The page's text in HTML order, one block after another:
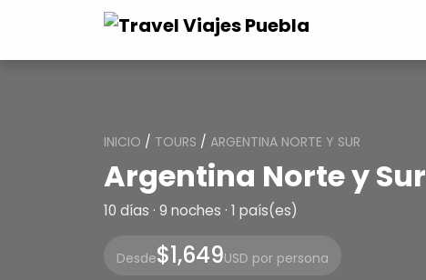
INICIO / TOURS / ARGENTINA NORTE Y SUR
Argentina Norte y Sur
10 días · 9 noches · 1 país(es)
Desde$1,649USD por persona